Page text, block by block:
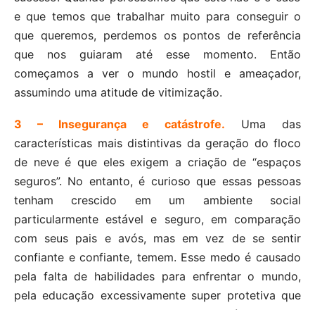
e que temos que trabalhar muito para conseguir o
que queremos, perdemos os pontos de referência
que nos guiaram até esse momento. Então
começamos a ver o mundo hostil e ameaçador,
assumindo uma atitude de vitimização.
3 – Insegurança e catástrofe. Uma das
características mais distintivas da geração do floco
de neve é que eles exigem a criação de “espaços
seguros”. No entanto, é curioso que essas pessoas
tenham crescido em um ambiente social
particularmente estável e seguro, em comparação
com seus pais e avós, mas em vez de se sentir
confiante e confiante, temem. Esse medo é causado
pela falta de habilidades para enfrentar o mundo,
pela educação excessivamente super protetiva que